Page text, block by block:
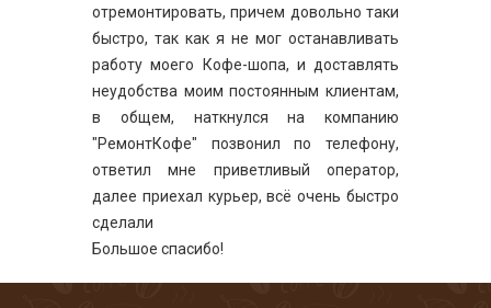
отремонтировать, причем довольно таки
быстро, так как я не мог останавливать
работу моего Кофе-шопа, и доставлять
неудобства моим постоянным клиентам,
в общем, наткнулся на компанию
"РемонтКофе" позвонил по телефону,
ответил мне приветливый оператор,
далее приехал курьер, всё очень быстро
сделали
Большое спасибо!